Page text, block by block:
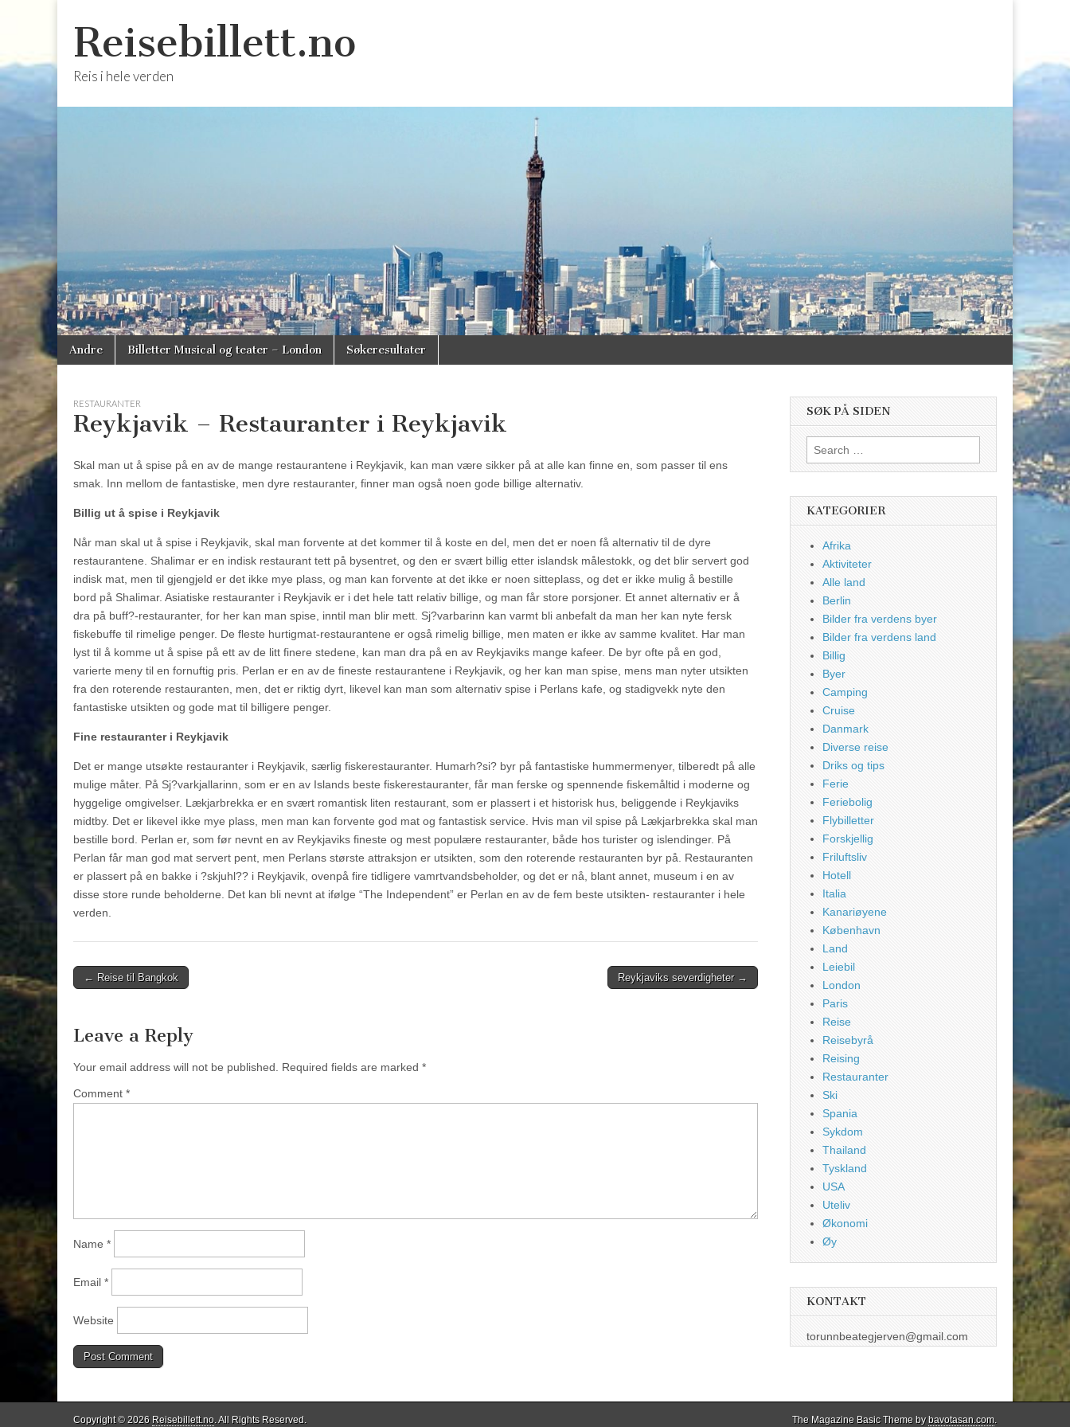
Reisebillett.no
Reis i hele verden
Main
menu
Skip
to
Andre Billetter Musical og teater – London Søkeresultater
RESTAURANTER
Reykjavik – Restauranter i Reykjavik
Skal man ut å spise på en av de mange restaurantene i Reykjavik, kan man være sikker på at alle kan finne en, som passer til ens
smak. Inn mellom de fantastiske, men dyre restauranter, finner man også noen gode billige alternativ.
Billig ut å spise i Reykjavik
Når man skal ut å spise i Reykjavik, skal man forvente at det kommer til å koste en del, men det er noen få alternativ til de dyre
restaurantene. Shalimar er en indisk restaurant tett på bysentret, og den er svært billig etter islandsk målestokk, og det blir servert god
indisk mat, men til gjengjeld er det ikke mye plass, og man kan forvente at det ikke er noen sitteplass, og det er ikke mulig å bestille
bord på Shalimar. Asiatiske restauranter i Reykjavik er i det hele tatt relativ billige, og man får store porsjoner. Et annet alternativ er å
dra på buff?-restauranter, for her kan man spise, inntil man blir mett. Sj?varbarinn kan varmt bli anbefalt da man her kan nyte fersk
fiskebuffe til rimelige penger. De fleste hurtigmat-restaurantene er også rimelig billige, men maten er ikke av samme kvalitet. Har man
lyst til å komme ut å spise på ett av de litt finere stedene, kan man dra på en av Reykjaviks mange kafeer. De byr ofte på en god,
varierte meny til en fornuftig pris. Perlan er en av de fineste restaurantene i Reykjavik, og her kan man spise, mens man nyter utsikten
fra den roterende restauranten, men, det er riktig dyrt, likevel kan man som alternativ spise i Perlans kafe, og stadigvekk nyte den
fantastiske utsikten og gode mat til billigere penger.
Fine restauranter i Reykjavik
Det er mange utsøkte restauranter i Reykjavik, særlig fiskerestauranter. Humarh?si? byr på fantastiske hummermenyer, tilberedt på alle
mulige måter. På Sj?varkjallarinn, som er en av Islands beste fiskerestauranter, får man ferske og spennende fiskemåltid i moderne og
hyggelige omgivelser. Lækjarbrekka er en svært romantisk liten restaurant, som er plassert i et historisk hus, beliggende i Reykjaviks
midtby. Det er likevel ikke mye plass, men man kan forvente god mat og fantastisk service. Hvis man vil spise på Lækjarbrekka skal man
bestille bord. Perlan er, som før nevnt en av Reykjaviks fineste og mest populære restauranter, både hos turister og islendinger. På
Perlan får man god mat servert pent, men Perlans største attraksjon er utsikten, som den roterende restauranten byr på. Restauranten
er plassert på en bakke i ?skjuhl?? i Reykjavik, ovenpå fire tidligere vamrtvandsbeholder, og det er nå, blant annet, museum i en av
disse store runde beholderne. Det kan bli nevnt at ifølge “The Independent” er Perlan en av de fem beste utsikten- restauranter i hele
verden.
Post
← Reise til Bangkok Reykjaviks severdigheter →
Leave a Reply
Your email address will not be published. Required fields are marked *
Comment *
Name *
Email *
Website
SØK PÅ SIDEN
Search
for:
KATEGORIER
Afrika
Aktiviteter
Alle land
Berlin
Bilder fra verdens byer
Bilder fra verdens land
Billig
Byer
Camping
Cruise
Danmark
Diverse reise
Driks og tips
Ferie
Feriebolig
Flybilletter
Forskjellig
Friluftsliv
Hotell
Italia
Kanariøyene
København
Land
Leiebil
London
Paris
Reise
Reisebyrå
Reising
Restauranter
Ski
Spania
Sykdom
Thailand
Tyskland
USA
Uteliv
Økonomi
Øy
KONTAKT
torunnbeategjerven@gmail.com
Copyright © 2026 Reisebillett.no. All Rights Reserved. The Magazine Basic Theme by bavotasan.com.